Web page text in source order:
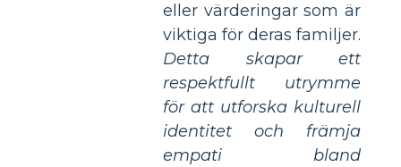
eller värderingar som är
viktiga för deras familjer.
Detta skapar ett
respektfullt utrymme
för att utforska kulturell
identitet och främja
empati bland